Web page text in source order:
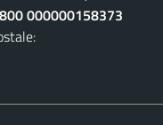
000000158373